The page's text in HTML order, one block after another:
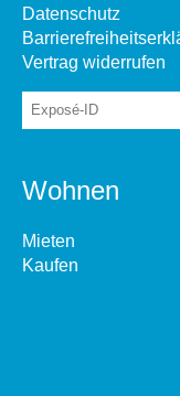
Datenschutz
Vertrag widerrufen
Wohnen
Mieten
Kaufen